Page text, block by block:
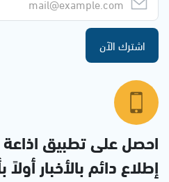
اشترك الآن
احصل على تطبيق
إطلاع دائم بالأخبار أولاً